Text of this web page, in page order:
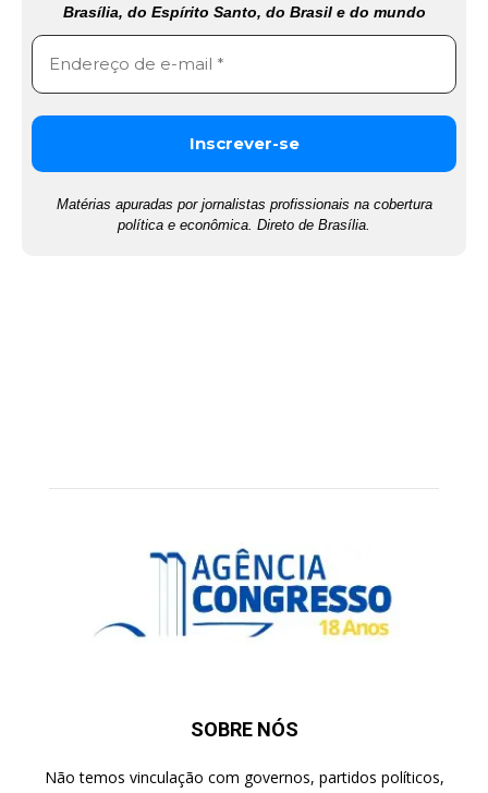
Brasília, do Espírito Santo, do Brasil e do mundo
Matérias apuradas por jornalistas profissionais na cobertura
política e econômica. Direto de Brasília.
SOBRE NÓS
Não temos vinculação com governos, partidos políticos,